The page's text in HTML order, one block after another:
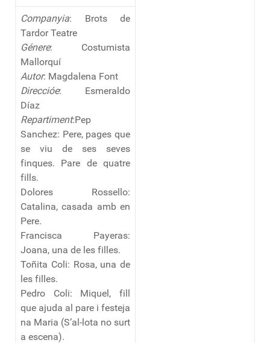
Companyia: Brots de
Tardor Teatre
Génere: Costumista
Mallorquí
Autor: Magdalena Font
Direccióe: Esmeraldo
Díaz
Repartiment:Pep
Sanchez: Pere, pages que
se viu de ses seves
finques. Pare de quatre
fills.
Dolores Rossello:
Catalina, casada amb en
Pere.
Francisca Payeras:
Joana, una de les filles.
Toñita Coli: Rosa, una de
les filles.
Pedro Coli: Miquel, fill
que ajuda al pare i festeja
na Maria (S’al-lota no surt
a escena).